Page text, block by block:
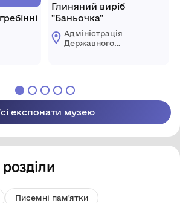
Глиняний виріб
"Баньочка"
Адміністрація
Державного
експонати музею
Писемні пам'ятки